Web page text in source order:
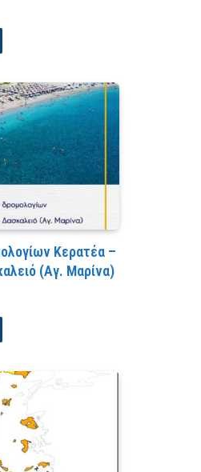
Κερατέα –
(Αγ. Μαρίνα)